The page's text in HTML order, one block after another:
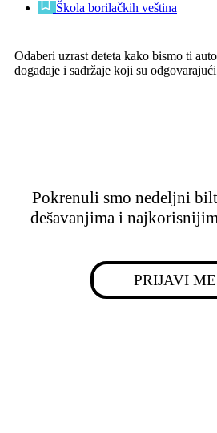
Škola borilačkih veština
Odaberi uzrast deteta kako bismo ti
događaje i sadržaje koji su
Pokrenuli smo nedeljni
dešavanjima i
PRIJAVI